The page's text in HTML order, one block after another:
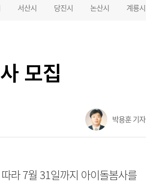
서산시 당진시 논산시 계룡시
모집
박용훈 기자
라 7월 31일까지 아이돌봄사를